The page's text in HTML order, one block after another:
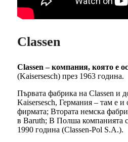
Classen
Classen – компания, която е
(Kaisersesch) през 1963 година.
Първата фабрика на Classen и
Kaisersesch, Германия – там е и
фирмата; Втората немска
в Baruth; В Полша компанията
1990 година (Classen-Pol S.A.).